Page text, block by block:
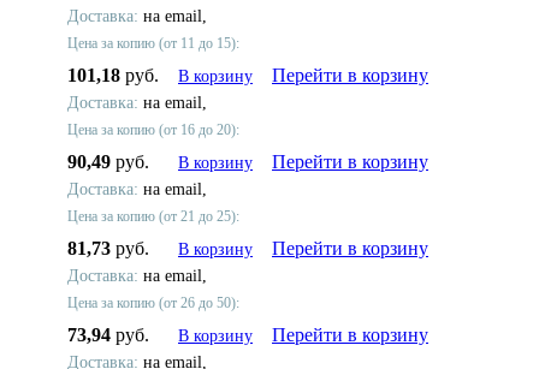
Доставка: на email,
Цена за копию (от 11 до 15):
101,18 руб. В корзину Перейти в корзину
Доставка: на email,
Цена за копию (от 16 до 20):
90,49 руб. В корзину Перейти в корзину
Доставка: на email,
Цена за копию (от 21 до 25):
81,73 руб. В корзину Перейти в корзину
Доставка: на email,
Цена за копию (от 26 до 50):
73,94 руб. В корзину Перейти в корзину
Доставка: на email,